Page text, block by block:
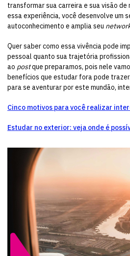
transformar sua carreira e sua visão de
essa experiência, você desenvolve um
autoconhecimento e amplia seu
Quer saber como essa vivência pode
pessoal quanto sua trajetória
ao postque preparamos, pois nele
benefícios que estudar fora pode
para se aventurar por este mundão,
Cinco motivos para você realizar
Estudar no exterior: veja onde é